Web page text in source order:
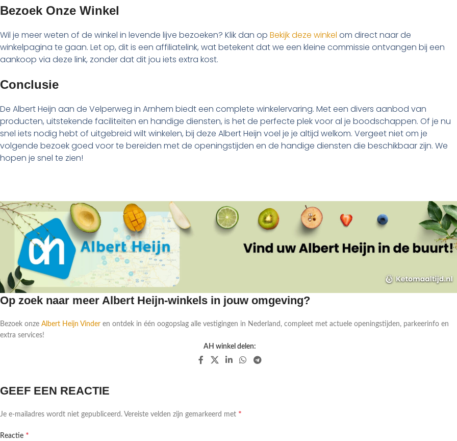
Bezoek Onze Winkel
Wil je meer weten of de winkel in levende lijve bezoeken? Klik dan op Bekijk deze winkel om direct naar de
winkelpagina te gaan. Let op, dit is een affiliatelink, wat betekent dat we een kleine commissie ontvangen bij een
aankoop via deze link, zonder dat dit jou iets extra kost.
Conclusie
De Albert Heijn aan de Velperweg in Arnhem biedt een complete winkelervaring. Met een divers aanbod van
producten, uitstekende faciliteiten en handige diensten, is het de perfecte plek voor al je boodschappen. Of je nu
snel iets nodig hebt of uitgebreid wilt winkelen, bij deze Albert Heijn voel je je altijd welkom. Vergeet niet om je
volgende bezoek goed voor te bereiden met de openingstijden en de handige diensten die beschikbaar zijn. We
hopen je snel te zien!
Op zoek naar meer Albert Heijn-winkels in jouw omgeving?
Bezoek onze Albert Heijn Vinder en ontdek in één oogopslag alle vestigingen in Nederland, compleet met actuele openingstijden, parkeerinfo en
extra services!
AH winkel delen:
GEEF EEN REACTIE
Je e-mailadres wordt niet gepubliceerd. Vereiste velden zijn gemarkeerd met *
Reactie *